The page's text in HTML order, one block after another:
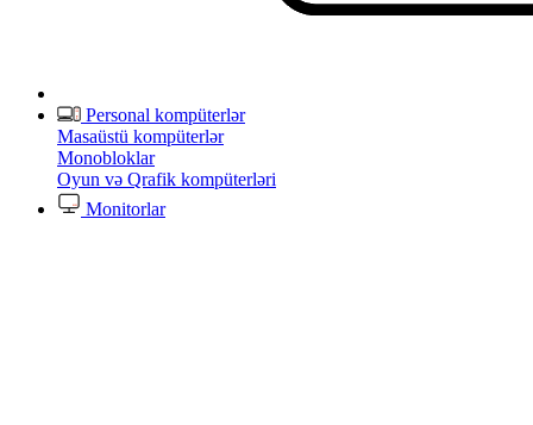
Personal kompüterlər
Masaüstü kompüterlər
Monobloklar
Oyun və Qrafik kompüterləri
Monitorlar